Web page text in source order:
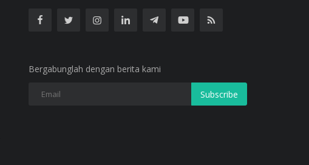
Bergabunglah dengan berita kami
Subscribe